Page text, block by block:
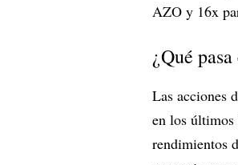
AZO y 16x
¿Qué
Las acciones
en los últimos
rendimientos